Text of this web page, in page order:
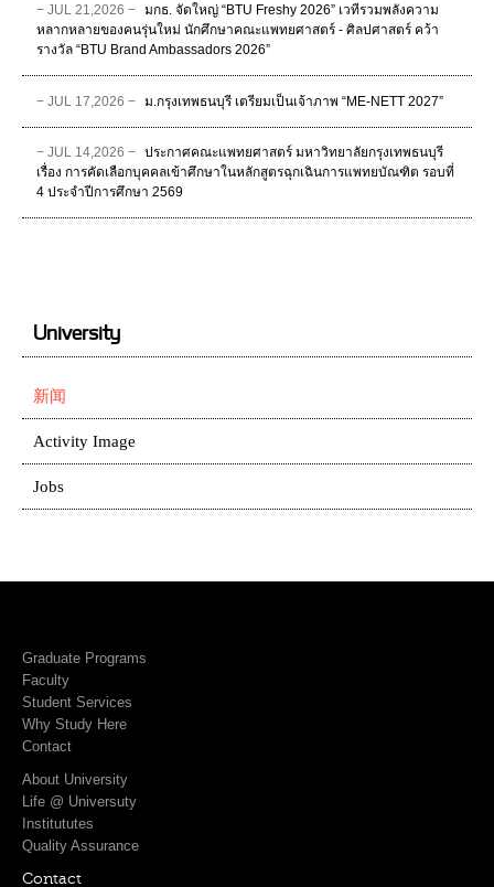
− JUL 21,2026 − มกธ. จัดใหญ่ “BTU Freshy 2026” เวทีรวมพลังความ
หลากหลายของคนรุ่นใหม่ นักศึกษาคณะแพทยศาสตร์ - ศิลปศาสตร์ คว้า
รางวัล “BTU Brand Ambassadors 2026”
− JUL 17,2026 − ม.กรุงเทพธนบุรี เตรียมเป็นเจ้าภาพ “ME-NETT 2027”
− JUL 14,2026 − ประกาศคณะแพทยศาสตร์ มหาวิทยาลัยกรุงเทพธนบุรี
เรื่อง การคัดเลือกบุคคลเข้าศึกษาในหลักสูตรฉุกเฉินการแพทยบัณฑิต รอบที่
4 ประจําปีการศึกษา 2569
University
新闻
Activity Image
Jobs
Graduate Programs
Faculty
Student Services
Why Study Here
Contact
About University
Life @ Universuty
Institututes
Quality Assurance
Contact